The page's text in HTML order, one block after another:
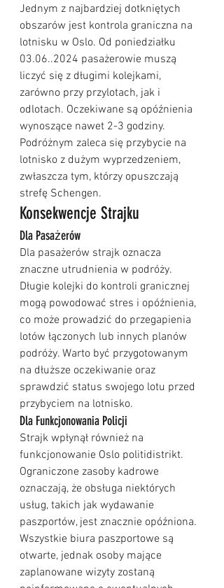
Jednym z najbardziej dotkniętych
obszarów jest kontrola graniczna na
lotnisku w Oslo. Od poniedziałku
03.06..2024 pasażerowie muszą
liczyć się z długimi kolejkami,
zarówno przy przylotach, jak i
odlotach. Oczekiwane są opóźnienia
wynoszące nawet 2-3 godziny.
Podróżnym zaleca się przybycie na
lotnisko z dużym wyprzedzeniem,
zwłaszcza tym, którzy opuszczają
strefę Schengen.
Konsekwencje Strajku
Dla Pasażerów
Dla pasażerów strajk oznacza
znaczne utrudnienia w podróży.
Długie kolejki do kontroli granicznej
mogą powodować stres i opóźnienia,
co może prowadzić do przegapienia
lotów łączonych lub innych planów
podróży. Warto być przygotowanym
na dłuższe oczekiwanie oraz
sprawdzić status swojego lotu przed
przybyciem na lotnisko.
Dla Funkcjonowania Policji
Strajk wpłynął również na
funkcjonowanie Oslo politidistrikt.
Ograniczone zasoby kadrowe
oznaczają, że obsługa niektórych
usług, takich jak wydawanie
paszportów, jest znacznie opóźniona.
Wszystkie biura paszportowe są
otwarte, jednak osoby mające
zaplanowane wizyty zostaną